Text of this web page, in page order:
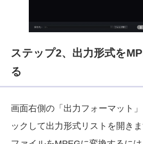
ステップ2、出力形式を
る
画面右側の「出力フォーマット
ックして出力形式リストを開き